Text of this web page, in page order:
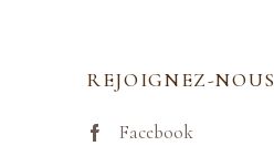
REJOIGNEZ-NOUS
Facebook